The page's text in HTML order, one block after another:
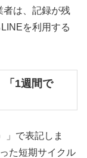
者は、記録が残
を利用する
「1週間で
」で表記しま
た短期サイクル